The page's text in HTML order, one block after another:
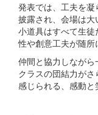
発表では、工夫を
披露され、会場は大
小道具はすべて生
性や創意工夫が随所
仲間と協力しながら
クラスの団結力が
感じられる、感動と